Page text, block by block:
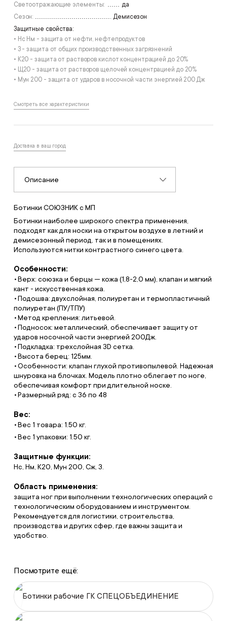
Светоотражающие элементы:
да
Сезон:
Демисезон
Защитные свойства:
• Нс Нм - защита от нефти, нефтепродуктов
• З - защита от общих производственных загрязнений
• К20 - защита от растворов кислот концентрацией до 20%
• Щ20 - защита от растворов щелочей концентрацией до 20%
• Мун 200 - защита от ударов в носочной части энергией 200 Дж
Смотреть все характеристики
Доставка в ваш город
Описание
Ботинки СОЮЗНИК с МП
Ботинки наиболее широкого спектра применения,
подходят как для носки на открытом воздухе в летний и
демисезонный период, так и в помещениях.
Используются нитки контрастного синего цвета.
Особенности:
Верх: союзка и берцы — кожа (1,8-2,0 мм), клапан и мягкий
кант - искусственная кожа.
Подошва: двухслойная, полиуретан и термопластичный
полиуретан (ПУ/ТПУ)
Метод крепления: литьевой.
Подносок: металлический, обеспечивает защиту от
ударов носочной части энергией 200Дж.
Подкладка: трехслойная 3D сетка.
Высота берец: 125мм.
Особенности: клапан глухой противопылевой. Надежная
шнуровка на блочках. Модель плотно облегает по ноге,
обеспечивая комфорт при длительной носке.
Размерный ряд: с 36 по 48
Вес:
Вес 1 товара: 1.50 кг.
Вес 1 упаковки: 1.50 кг.
Защитные функции:
Нс, Нм, К20, Мун 200, Сж, З.
Область применения:
защита ног при выполнении технологических операций с
технологическим оборудованием и инструментом.
Рекомендуется для логистики, строительства,
производства и других сфер, где важны защита и
удобство.
Посмотрите ещё:
Ботинки рабочие ГК СПЕЦОБЪЕДИНЕНИЕ